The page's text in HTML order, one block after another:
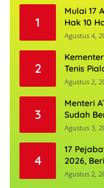
1
Mulai 17
Hak 10
Agustus 4,
2
Tenis
Agustus 2,
3
Menteri
Sudah
Agustus 3,
4
17
2026,
Agustus 2,